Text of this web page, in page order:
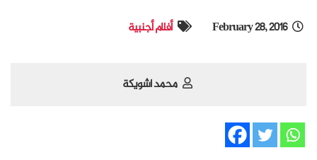
February 28, 2016 أفلام أجنبية
محمد اشويكة